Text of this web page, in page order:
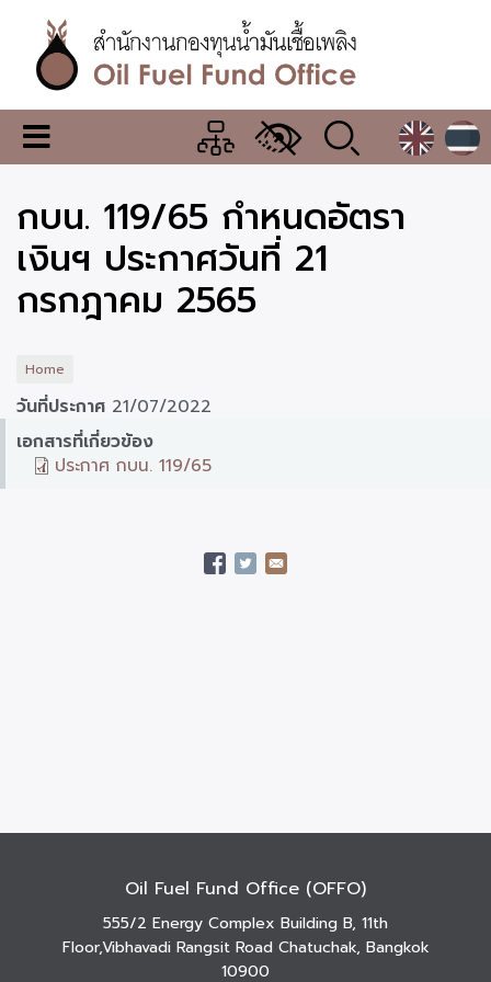
content
สำนักงาน
กองทุน
น้ำมัน
เชื้อ
เพลิง
เมนู
เปลี่ยน
แสดง
ผล
กบน. 119/65 กำหนดอัตรา
เงินฯ ประกาศวันที่ 21
กรกฎาคม 2565
Home
วันที่ประกาศ 21/07/2022
เอกสารที่เกี่ยวข้อง
ประกาศ กบน. 119/65
Oil Fuel Fund Office (OFFO)
555/2 Energy Complex Building B, 11th
Floor,Vibhavadi Rangsit Road Chatuchak, Bangkok
10900